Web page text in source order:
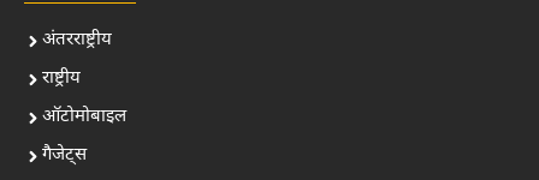
अंतरराष्ट्रीय
राष्ट्रीय
ऑटोमोबाइल
गैजेट्स